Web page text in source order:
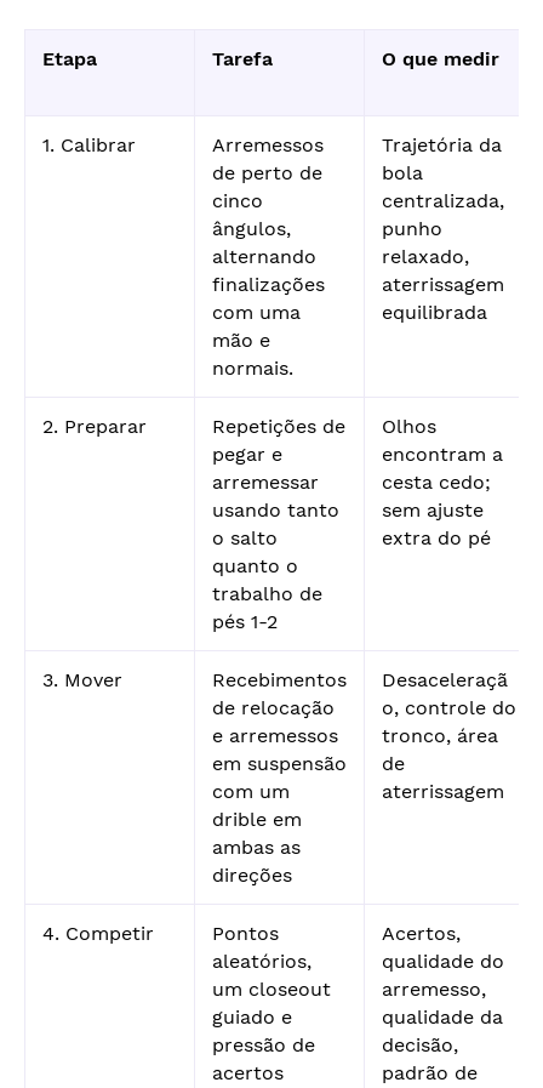
Etapa Tarefa O que medir
1. Calibrar
Arremessos
de perto de
cinco
ângulos,
alternando
finalizações
com uma
mão e
normais.
Trajetória da
bola
centralizada,
punho
relaxado,
aterrissagem
equilibrada
2. Preparar
Repetições de
pegar e
arremessar
usando tanto
o salto
quanto o
trabalho de
pés 1-2
Olhos
encontram a
cesta cedo;
sem ajuste
extra do pé
3. Mover
Recebimentos
de relocação
e arremessos
em suspensão
com um
drible em
ambas as
direções
Desaceleraçã
o, controle do
tronco, área
de
aterrissagem
4. Competir
Pontos
aleatórios,
um closeout
guiado e
pressão de
acertos
Acertos,
qualidade do
arremesso,
qualidade da
decisão,
padrão de